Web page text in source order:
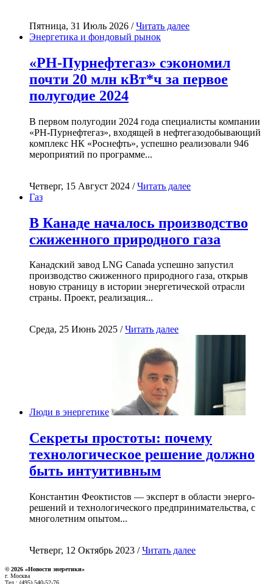
Пятница, 31 Июль 2026 /Читать далее
Энергетика и фондовый рынок
«РН-Пурнефтегаз» сэкономил
почти 20 млн кВт*ч за первое
полугодие 2024
В первом полугодии 2024 года специалисты компании
«РН-Пурнефтегаз», входящей в нефтегазодобывающий
комплекс НК «Роснефть», успешно реализовали 946
мероприятий по программе...
Четверг, 15 Август 2024 /Читать далее
Газ
В Канаде началось производство
сжиженного природного газа
Канадский завод LNG Canada успешно запустил
производство сжиженного природного газа, открыв
новую страницу в истории энергетической отрасли
страны. Проект, реализация...
Среда, 25 Июнь 2025 /Читать далее
Люди в энергетике
Секреты простоты: почему
технологическое решение должно
быть интуитивным
Константин Феоктистов — эксперт в области энерго-
решений и технологического предпринимательства, с
многолетним опытом...
Четверг, 12 Октябрь 2023 /Читать далее
© 2026 «Новости энеретики»
г. Москва
Тел.: (495) 540-52-76